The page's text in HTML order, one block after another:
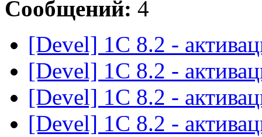
Сообщений: 4
[Devel] 1С 8.2 -
[Devel] 1С 8.2 -
[Devel] 1С 8.2 -
[Devel] 1С 8.2 -